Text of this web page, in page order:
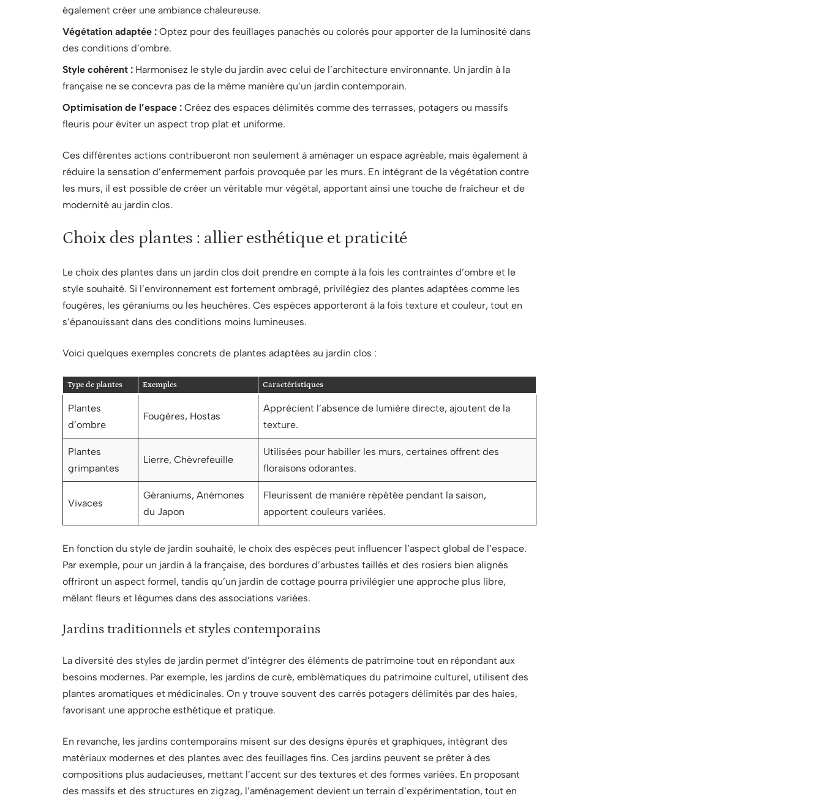
également créer une ambiance chaleureuse.
Végétation adaptée : Optez pour des feuillages panachés ou colorés pour apporter de la luminosité dans
des conditions d’ombre.
Style cohérent : Harmonisez le style du jardin avec celui de l’architecture environnante. Un jardin à la
française ne se concevra pas de la même manière qu’un jardin contemporain.
Optimisation de l’espace : Créez des espaces délimités comme des terrasses, potagers ou massifs
fleuris pour éviter un aspect trop plat et uniforme.
Ces différentes actions contribueront non seulement à aménager un espace agréable, mais également à
réduire la sensation d’enfermement parfois provoquée par les murs. En intégrant de la végétation contre
les murs, il est possible de créer un véritable mur végétal, apportant ainsi une touche de fraîcheur et de
modernité au jardin clos.
Choix des plantes : allier esthétique et praticité
Le choix des plantes dans un jardin clos doit prendre en compte à la fois les contraintes d’ombre et le
style souhaité. Si l’environnement est fortement ombragé, privilégiez des plantes adaptées comme les
fougères, les géraniums ou les heuchères. Ces espèces apporteront à la fois texture et couleur, tout en
s’épanouissant dans des conditions moins lumineuses.
Voici quelques exemples concrets de plantes adaptées au jardin clos :
Type de plantes Exemples Caractéristiques
Plantes
d’ombre
Fougères, Hostas
Apprécient l’absence de lumière directe, ajoutent de la
texture.
Plantes
grimpantes
Lierre, Chèvrefeuille
Utilisées pour habiller les murs, certaines offrent des
floraisons odorantes.
Vivaces
Géraniums, Anémones
du Japon
Fleurissent de manière répétée pendant la saison,
apportent couleurs variées.
En fonction du style de jardin souhaité, le choix des espèces peut influencer l’aspect global de l’espace.
Par exemple, pour un jardin à la française, des bordures d’arbustes taillés et des rosiers bien alignés
offriront un aspect formel, tandis qu’un jardin de cottage pourra privilégier une approche plus libre,
mêlant fleurs et légumes dans des associations variées.
Jardins traditionnels et styles contemporains
La diversité des styles de jardin permet d’intégrer des éléments de patrimoine tout en répondant aux
besoins modernes. Par exemple, les jardins de curé, emblématiques du patrimoine culturel, utilisent des
plantes aromatiques et médicinales. On y trouve souvent des carrés potagers délimités par des haies,
favorisant une approche esthétique et pratique.
En revanche, les jardins contemporains misent sur des designs épurés et graphiques, intégrant des
matériaux modernes et des plantes avec des feuillages fins. Ces jardins peuvent se prêter à des
compositions plus audacieuses, mettant l’accent sur des textures et des formes variées. En proposant
des massifs et des structures en zigzag, l’aménagement devient un terrain d’expérimentation, tout en